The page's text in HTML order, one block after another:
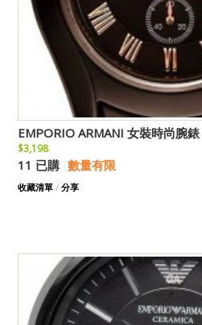
EMPORIO ARMANI 女裝時尚腕
$3,198
11 已購 數量有限
收藏清單 / 分享